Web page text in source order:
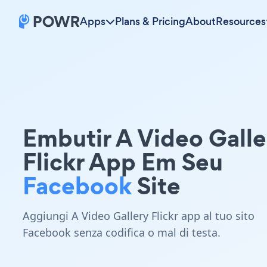
Apps Plans & PricingAboutResources
Embutir A Video
Flickr App Em Seu
FacebookSite
Aggiungi A Video Gallery Flickr app al tuo sito
Facebook senza codifica o mal di testa.